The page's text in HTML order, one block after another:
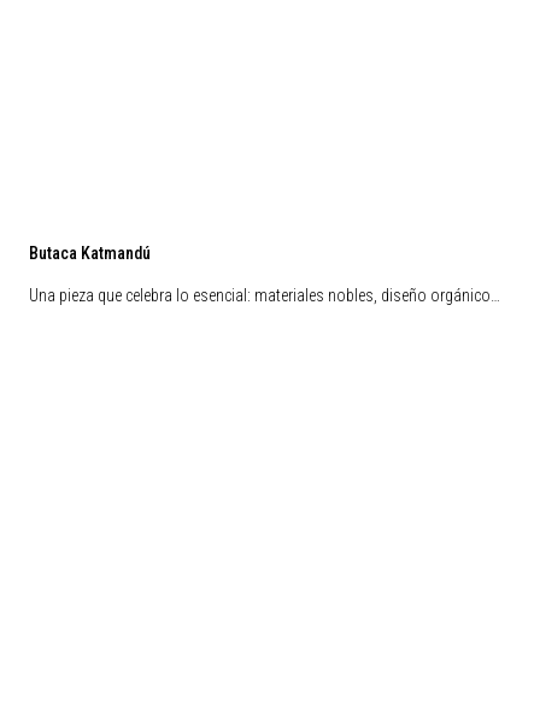
Butaca Katmandú
Una pieza que celebra lo esencial: materiales nobles, diseño orgánico…